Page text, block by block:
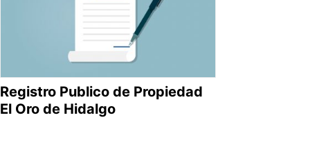
Registro Publico de Propiedad
El Oro de Hidalgo